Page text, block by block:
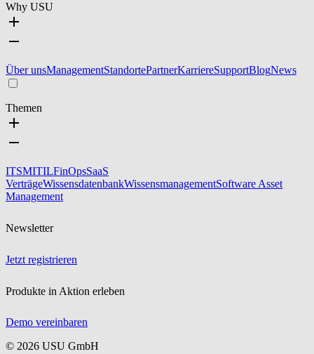
Why USU
Über unsManagementStandortePartnerKarriereSupportBlogNews
Themen
ITSMITILFinOpsSaaS
VerträgeWissensdatenbankWissensmanagementSoftware Asset
Management
Newsletter
Jetzt registrieren
Produkte in Aktion erleben
Demo vereinbaren
© 2026 USU GmbH